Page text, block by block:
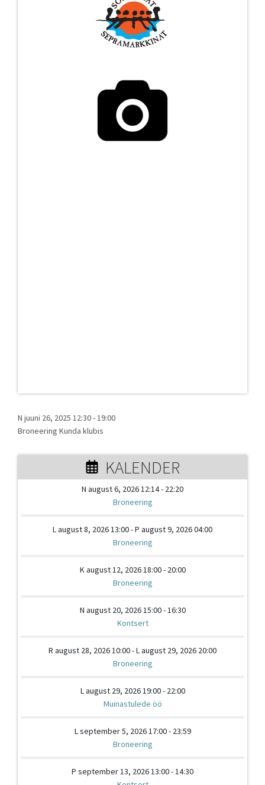
N juuni 26, 2025 12:30- 19:00
Broneering Kunda klubis
KALENDER
N august 6, 2026 12:14 - 22:20
Broneering
L august 8, 2026 13:00 - P august 9, 2026 04:00
Broneering
K august 12, 2026 18:00 - 20:00
Broneering
N august 20, 2026 15:00 - 16:30
Kontsert
R august 28, 2026 10:00 - L august 29, 2026 20:00
Broneering
L august 29, 2026 19:00 - 22:00
Muinastulede öö
L september 5, 2026 17:00 - 23:59
Broneering
P september 13, 2026 13:00 - 14:30